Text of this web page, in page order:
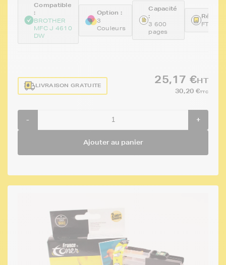
Compatible
:
BROTHER
MFC J 4610
DW
Option :
3
Couleurs
Capacité
:
3 600
pages
LIVRAISON GRATUITE
25,17 €HT
30,20 €TTC
- +
Ajouter au panier